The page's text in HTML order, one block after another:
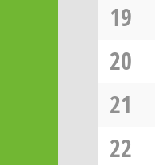
19
20
21
22